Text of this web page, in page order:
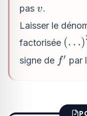
pas v
v.
Laisser le
factorisée (…)
signe de f′ par